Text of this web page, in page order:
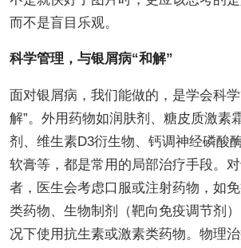
而不是盲目乐观。
科学管理，与银屑病“和解”
面对银屑病，我们能做的，是学会科
解”。外用药物如润肤剂、糖皮质激素
剂、维生素D3衍生物、钙调神经磷酸
软膏等，都是常用的局部治疗手段。
者，医生会考虑口服或注射药物，如
类药物、生物制剂（靶向免疫调节剂
况下使用抗生素或激素类药物。物理